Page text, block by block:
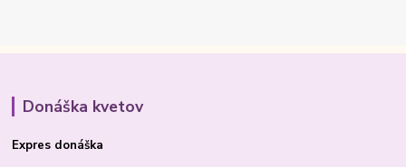
Donáška kvetov
Expres donáška